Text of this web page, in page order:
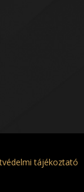
tájékoztató